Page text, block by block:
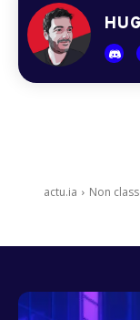
actu.ia Non